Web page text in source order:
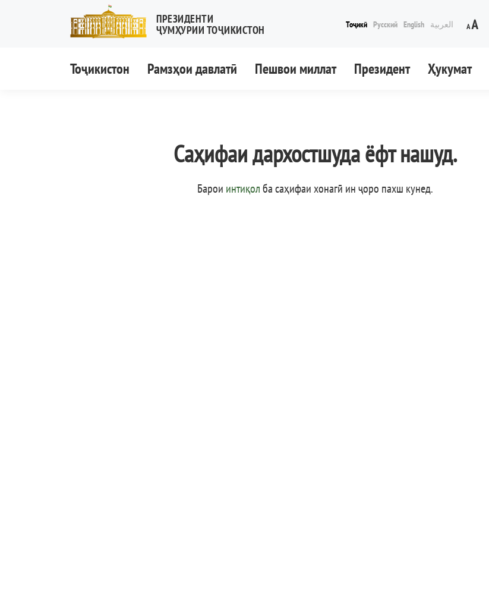
ПРЕЗИДЕНТИ
ҶУМҲУРИИ ТОҶИКИСТОН
Тоҷикӣ Русский English العربية
Тоҷикистон Рамзҳои давлатӣ Пешвои миллат Президент Ҳукумат
Саҳифаи дархостшуда ёфт нашуд.
Барои интиқолба саҳифаи хонагӣ ин ҷоро пахш кунед.